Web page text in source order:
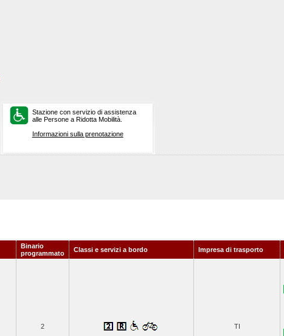
Stazione con servizio di assistenza
alle Persone a Ridotta Mobilità.
Informazioni sulla prenotazione
Binario
programmato
Classi e servizi a bordo Impresa di trasporto
2 TI